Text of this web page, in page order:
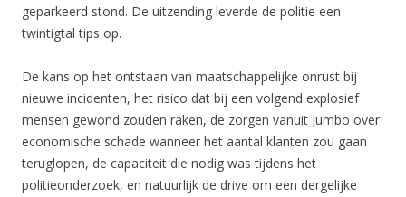
geparkeerd stond. De uitzending leverde de politie een
twintigtal tips op.
De kans op het ontstaan van maatschappelijke onrust bij
nieuwe incidenten, het risico dat bij een volgend explosief
mensen gewond zouden raken, de zorgen vanuit Jumbo over
economische schade wanneer het aantal klanten zou gaan
teruglopen, de capaciteit die nodig was tijdens het
politieonderzoek, en natuurlijk de drive om een dergelijke